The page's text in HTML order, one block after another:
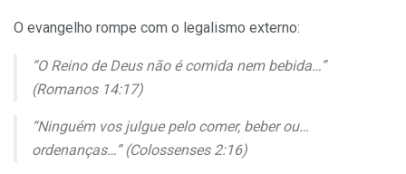
O evangelho rompe com o legalismo externo:
“O Reino de Deus não é comida nem bebida…”
(Romanos 14:17)
“Ninguém vos julgue pelo comer, beber ou…
ordenanças…” (Colossenses 2:16)